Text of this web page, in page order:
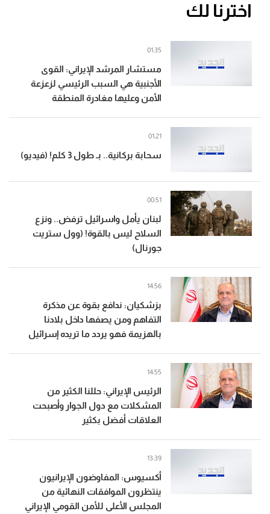
اخترنا لك
مستشار المرشد الإيراني: القوى
الأجنبية هي السبب الرئيسي لزعزعة
الأمن وعليها مغادرة المنطقة
01:35
سحابة بركانية.. بـ طول 3 كلم! (فيديو)
01:21
لبنان يأمل واسرائيل ترفض.. ونزع
السلاح ليس بالقوة! (وول ستريت
جورنال)
00:51
بزشكيان: ندافع بقوة عن مذكرة
التفاهم ومن يصفها داخل بلادنا
بالهزيمة فهو يردد ما تريده إسرائيل
14:56
الرئيس الإيراني: حللنا الكثير من
المشكلات مع دول الجوار وأصبحت
العلاقات أفضل بكثير
14:55
أكسيوس: المفاوضون الإيرانيون
ينتظرون الموافقات النهائية من
المجلس الأعلى للأمن القومي الإيراني
13:39